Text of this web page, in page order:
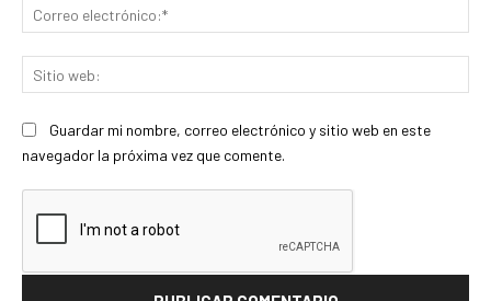
Guardar mi nombre, correo electrónico y sitio web en este
navegador la próxima vez que comente.